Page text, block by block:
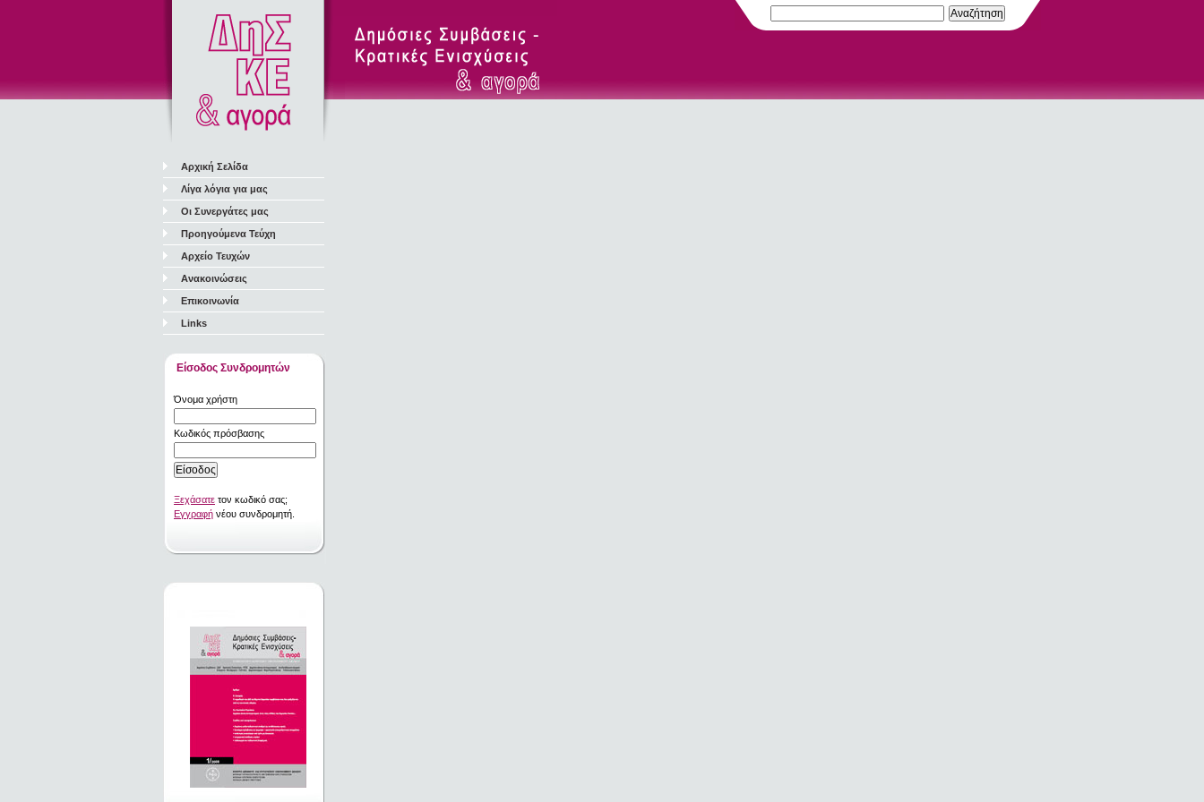
Αρχική Σελίδα
Λίγα λόγια για μας
Οι Συνεργάτες μας
Προηγούμενα Τεύχη
Αρχείο Τευχών
Ανακοινώσεις
Επικοινωνία
Links
Είσοδος Συνδρομητών
Όνομα χρήστη
Κωδικός πρόσβασης
Ξεχάσατε τον κωδικό σας;
Εγγραφή νέου συνδρομητή.